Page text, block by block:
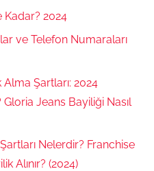
Kadar? 2024
ve Telefon Numaraları
Şartları: 2024
Jeans Bayiliği Nasıl
Nelerdir? Franchise
Alınır? (2024)